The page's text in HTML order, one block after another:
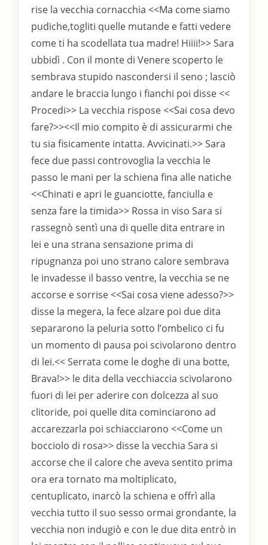
rise la vecchia cornacchia <<Ma come siamo
pudiche,togliti quelle mutande e fatti vedere
come ti ha scodellata tua madre! Hiiii!>> Sara
ubbidì . Con il monte di Venere scoperto le
sembrava stupido nascondersi il seno ; lasciò
andare le braccia lungo i fianchi poi disse <<
Procedi>> La vecchia rispose <<Sai cosa devo
fare?>><<Il mio compito è di assicurarmi che
tu sia fisicamente intatta. Avvicinati.>> Sara
fece due passi controvoglia la vecchia le
passo le mani per la schiena fina alle natiche
<<Chinati e apri le guanciotte, fanciulla e
senza fare la timida>> Rossa in viso Sara si
rassegnò sentì una di quelle dita entrare in
lei e una strana sensazione prima di
ripugnanza poi uno strano calore sembrava
le invadesse il basso ventre, la vecchia se ne
accorse e sorrise <<Sai cosa viene adesso?>>
disse la megera, la fece alzare poi due dita
separarono la peluria sotto l’ombelico ci fu
un momento di pausa poi scivolarono dentro
di lei.<< Serrata come le doghe di una botte,
Brava!>> le dita della vecchiaccia scivolarono
fuori di lei per aderire con dolcezza al suo
clitoride, poi quelle dita cominciarono ad
accarezzarla poi schiacciarono <<Come un
bocciolo di rosa>> disse la vecchia Sara si
accorse che il calore che aveva sentito prima
ora era tornato ma moltiplicato,
centuplicato, inarcò la schiena e offrì alla
vecchia tutto il suo sesso ormai grondante, la
vecchia non indugiò e con le due dita entrò in